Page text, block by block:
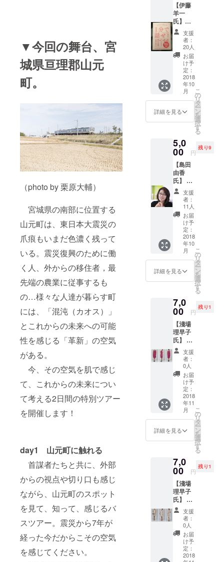
▼今回の舞台、宮
城県亘理郡山元
町。
（photo by 栗原大輔）
宮城県の南部に位置する
山元町は、東日本大震災の
爪痕もいまだ色濃く残って
いる。震災復興のために働
く人、外からの移住者，最
先端の農業に従事するも
の…様々な人達が暮らす町
には、「混沌（カオス）」
とこれからの未来への可能
性を感じる「革新」の空気
がある。
今、その空気を肌で感じ
て、これからの未来につい
て考える2日間の特別ツアー
を開催します！
day1 山元町に触れる
首謀者たちと共に、外部
からの視点や切り口も感じ
ながら、山元町のスポット
を見て、知って、感じるバ
スツアー。震災から7年が
経った今だからこその空気
を感じてください。
【伊藤
羊一
氏】
『キン
グダム
最強
チーム
と自分
をつく
る』と
『1分で
話せ』
の2冊サ
イン本
セット
※筆者と
の許可
を得
て、リ
ターン
設定を
してお
ります
支援
者：
20人
お届
け予
定：
2018
年10
月
詳細を見る
こ
の
リ
タ
ー
ン
を
選
択
す
る
5,0
00 円
残り9
【島田
由香
氏】 生
産性を
劇的に
あげる
マイン
ドフル
ネス
ワーク
ショッ
プ 日
時：
11/29(
木)
場所：
ユニ
リーバ
本社
（中目
黒） ※
場所・
日程と
もに確
定済み
のた
め、
キャン
セルな
どでの
返金は
できま
ださ
い。 ※
での交
通費は
自前に
なりま
すの
で、ご
注意く
ださ
い。
支援
者：
11人
お届
け予
定：
2018
年10
月
詳細を見る
こ
の
リ
タ
ー
ン
を
選
択
す
る
7,0
00 円
残り1
【淺場
理早子
氏】 銀
座/池袋
マルイ
でレン
タルド
レス事
業を展
開す
る、
SHARE
LY
CODE(
シェア
のused
ドレス
を提供
※備考欄
に、受
け取り
方法を
記載い
ただく
よう、
お願い
いたし
ます 商
支援
者：
0人
お届
け予
定：
2018
年11
月
詳細を見る
こ
の
リ
タ
ー
ン
を
選
択
す
る
7,0
00 円
残り1
【淺場
理早子
氏】 銀
座/池袋
マルイ
でレン
タルド
レス事
業を展
開す
支援
者：
0人
お届
け予
定：
2018